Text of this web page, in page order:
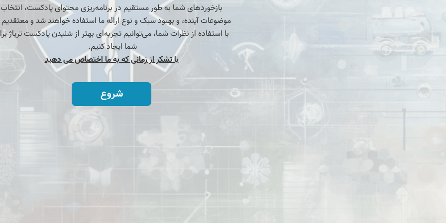
بازخوردهای شما به طور مستقیم در برنامه‌ریزی محتوای پادکست، انتخاب
موضوعات آینده، و بهبود سبک و نوع ارائه ما استفاده خواهند شد و
با استفاده از نظرات شما، می‌توانیم تجربه‌ای بهتر از شنیدن پادکست تریاژ
شما ایجاد کنیم.
با تشکر از زمانی که به ما اختصاص می دهید
شروع